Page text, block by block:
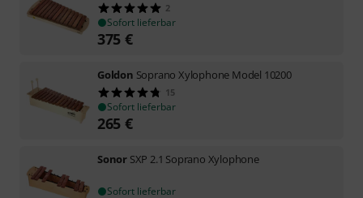
2
Sofort lieferbar
375 €
Goldon Soprano Xylophone Model 10200
15
Sofort lieferbar
265 €
Sonor SXP 2.1 Soprano Xylophone
Sofort lieferbar